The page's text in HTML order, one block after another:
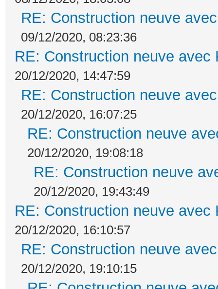
RE: Construction neuve
09/12/2020, 08:23:36
RE: Construction neuve avec
20/12/2020, 14:47:59
RE: Construction neuve
20/12/2020, 16:07:25
RE: Construction neuve
20/12/2020, 19:08:18
RE: Construction neuve
20/12/2020, 19:43:49
RE: Construction neuve avec
20/12/2020, 16:10:57
RE: Construction neuve
20/12/2020, 19:10:15